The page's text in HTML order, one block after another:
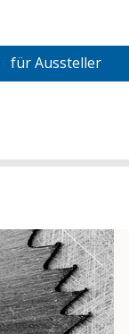
für Aussteller